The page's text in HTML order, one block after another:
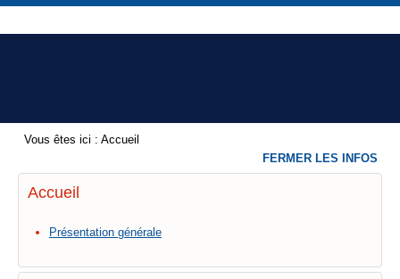
Vous êtes ici : Accueil
Accueil
Présentation générale
FERMER LES INFOS